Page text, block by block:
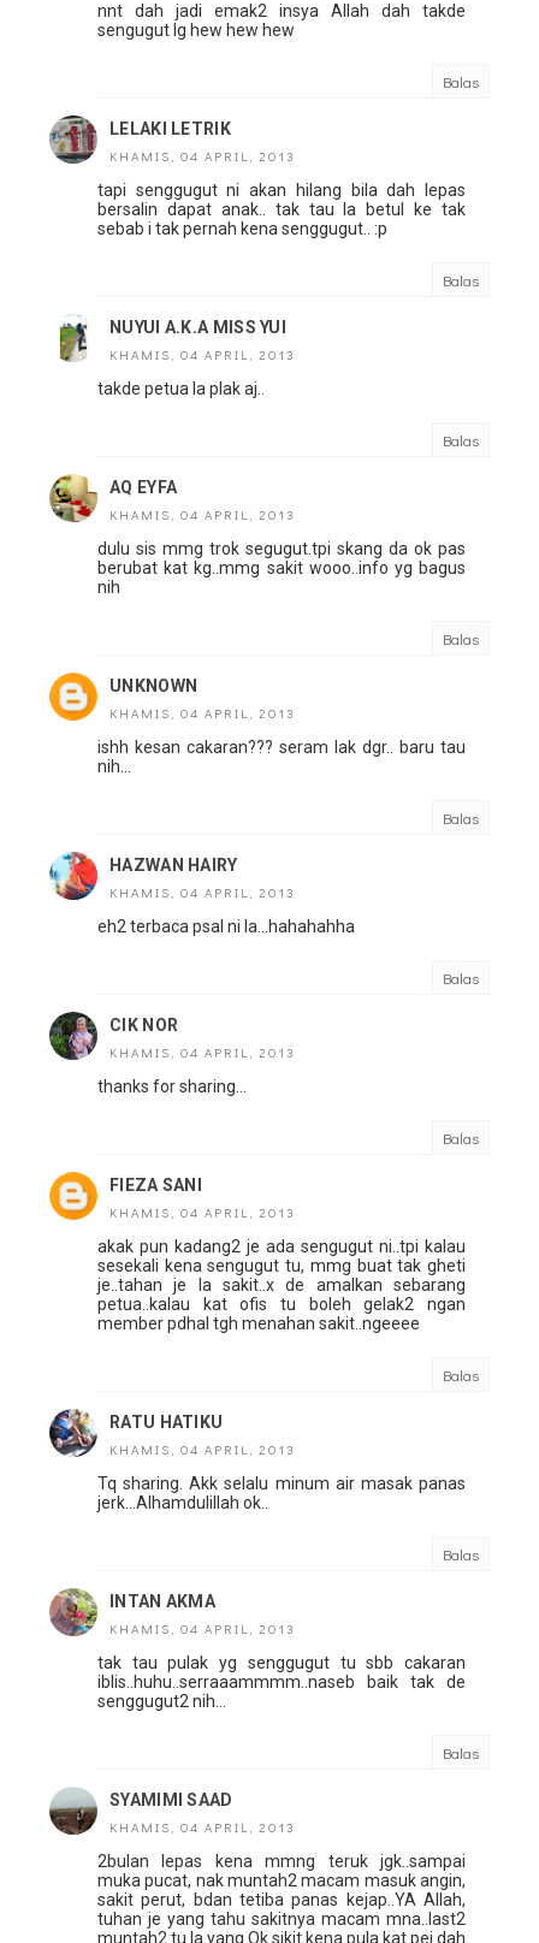
nnt dah jadi emak2 insya Allah dah takde
sengugut lg hew hew hew
Balas
LELAKI LETRIK
KHAMIS, 04 APRIL, 2013
tapi senggugut ni akan hilang bila dah lepas
bersalin dapat anak.. tak tau la betul ke tak
sebab i tak pernah kena senggugut.. :p
Balas
NUYUI A.K.A MISS YUI
KHAMIS, 04 APRIL, 2013
takde petua la plak aj..
Balas
AQ EYFA
KHAMIS, 04 APRIL, 2013
dulu sis mmg trok segugut.tpi skang da ok pas
berubat kat kg..mmg sakit wooo..info yg bagus
nih
Balas
UNKNOWN
KHAMIS, 04 APRIL, 2013
ishh kesan cakaran??? seram lak dgr.. baru tau
nih...
Balas
HAZWAN HAIRY
KHAMIS, 04 APRIL, 2013
eh2 terbaca psal ni la...hahahahha
Balas
CIK NOR
KHAMIS, 04 APRIL, 2013
thanks for sharing...
Balas
FIEZA SANI
KHAMIS, 04 APRIL, 2013
akak pun kadang2 je ada sengugut ni..tpi kalau
sesekali kena sengugut tu, mmg buat tak gheti
je..tahan je la sakit..x de amalkan sebarang
petua..kalau kat ofis tu boleh gelak2 ngan
member pdhal tgh menahan sakit..ngeeee
Balas
RATU HATIKU
KHAMIS, 04 APRIL, 2013
Tq sharing. Akk selalu minum air masak panas
jerk...Alhamdulillah ok..
Balas
INTAN AKMA
KHAMIS, 04 APRIL, 2013
tak tau pulak yg senggugut tu sbb cakaran
iblis..huhu..serraaammmm..naseb baik tak de
senggugut2 nih...
Balas
SYAMIMI SAAD
KHAMIS, 04 APRIL, 2013
2bulan lepas kena mmng teruk jgk..sampai
muka pucat, nak muntah2 macam masuk angin,
sakit perut, bdan tetiba panas kejap..YA Allah,
tuhan je yang tahu sakitnya macam mna..last2
muntah2 tu la yang Ok sikit.kena pula kat pej dah